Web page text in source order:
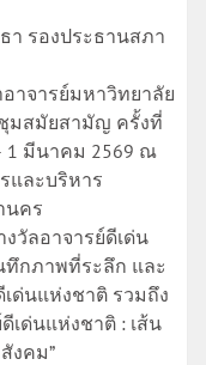
า รองประธานสภา
าจารย์มหาวิทยาลัย
มสมัยสามัญ ครั้งที่
1 มีนาคม 2569 ณ
และบริหาร
นคร
วัลอาจารย์ดีเด่น
ทึกภาพที่ระลึก และ
ด่นแห่งชาติ รวมถึง
เด่นแห่งชาติ : เส้น
งคม”